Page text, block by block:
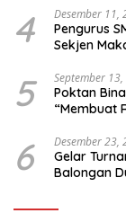
4 Desember 11,
Pengurus
Sekjen
5 September
Poktan
“Membuat
6 Desember 23,
Gelar
Balongan